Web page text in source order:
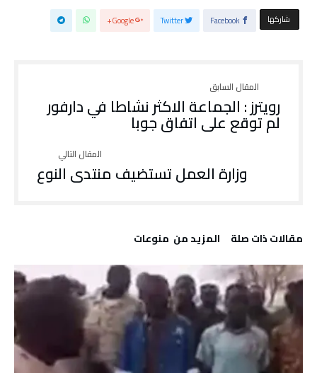
‫‫ شاركها‬ Facebook
Twitter
Google+
رويترز : الجماعة الاكثر نشاطا في دارفور
لم توقع على اتفاق جوبا
وزارة العمل تستضيف منتدى النوع
‫مقالات ذات صلة‬ ‫المزيد من ‬ منوعات